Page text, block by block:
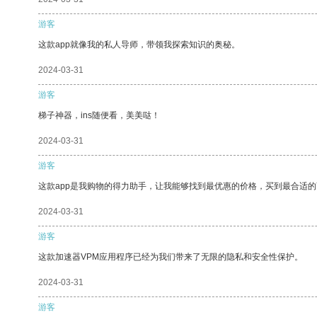
游客
这款app就像我的私人导师，带领我探索知识的奥秘。
2024-03-31
游客
梯子神器，ins随便看，美美哒！
2024-03-31
游客
这款app是我购物的得力助手，让我能够找到最优惠的价格，买到最合适
2024-03-31
游客
这款加速器VPM应用程序已经为我们带来了无限的隐私和安全性保护。
2024-03-31
游客